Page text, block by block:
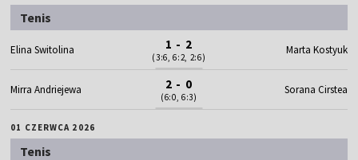
Tenis
Elina Switolina 1 - 2
(3:6, 6:2, 2:6)
Marta Kostyuk
Mirra Andriejewa 2 - 0
(6:0, 6:3)
Sorana Cirstea
01 CZERWCA 2026
Tenis